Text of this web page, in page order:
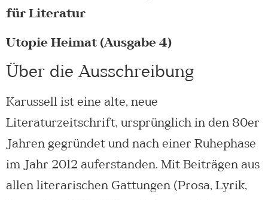
für Literatur
Utopie Heimat (Ausgabe 4)
Über die Ausschreibung
Karussell ist eine alte, neue
Literaturzeitschrift, ursprünglich in den 80er
Jahren gegründet und nach einer Ruhephase
im Jahr 2012 auferstanden. Mit Beiträgen aus
allen literarischen Gattungen (Prosa, Lyrik,